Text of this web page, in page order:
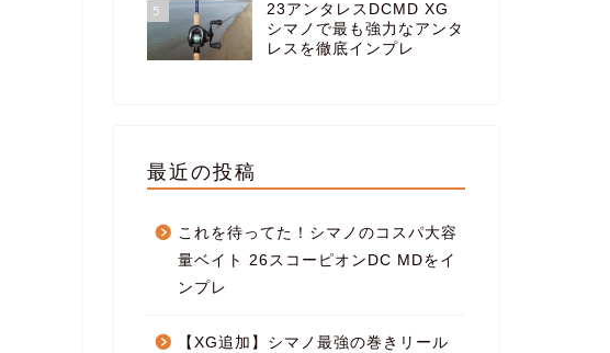
5
23アンタレスDCMD XG
シマノで最も強力なアンタ
レスを徹底インプレ
最近の投稿
これを待ってた！シマノのコスパ大容
量ベイト 26スコーピオンDC MDをイ
ンプレ
【XG追加】シマノ最強の巻きリール